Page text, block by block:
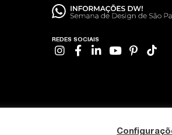
REDES SOCIAIS